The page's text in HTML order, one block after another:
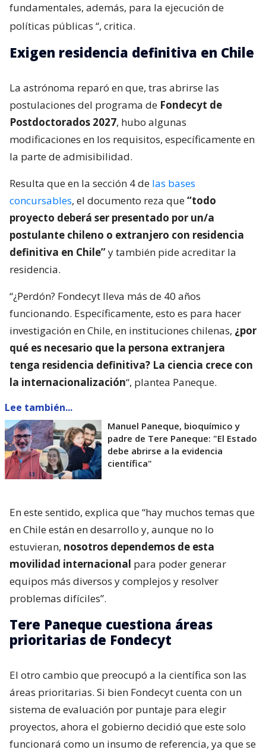
fundamentales, además, para la ejecución de
políticas públicas “, critica.
Exigen residencia definitiva en Chile
La astrónoma reparó en que, tras abrirse las
postulaciones del programa de Fondecyt de
Postdoctorados 2027, hubo algunas
modificaciones en los requisitos, específicamente en
la parte de admisibilidad.
Resulta que en la sección 4 de las bases
concursables, el documento reza que“todo
proyecto deberá ser presentado por un/a
postulante chileno o extranjero con residencia
definitiva en Chile”y también pide acreditar la
residencia.
“¿Perdón? Fondecyt lleva más de 40 años
funcionando. Específicamente, esto es para hacer
investigación en Chile, en instituciones chilenas, ¿por
qué es necesario que la persona extranjera
tenga residencia definitiva? La ciencia crece con
la internacionalización“, plantea Paneque.
Lee también...
Manuel Paneque, bioquímico y
padre de Tere Paneque: "El Estado
debe abrirse a la evidencia
científica"
En este sentido, explica que “hay muchos temas que
en Chile están en desarrollo y, aunque no lo
estuvieran, nosotros dependemos de esta
movilidad internacional para poder generar
equipos más diversos y complejos y resolver
problemas difíciles”.
Tere Paneque cuestiona áreas
prioritarias de Fondecyt
El otro cambio que preocupó a la científica son las
áreas prioritarias. Si bien Fondecyt cuenta con un
sistema de evaluación por puntaje para elegir
proyectos, ahora el gobierno decidió que este solo
funcionará como un insumo de referencia, ya que se